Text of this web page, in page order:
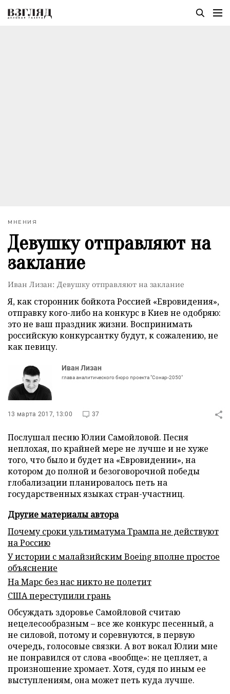
МНЕНИЯ
Девушку отправляют на
заклание
Иван Лизан: Девушку отправляют на заклание
Я, как сторонник бойкота Россией «Евровидения»,
отправку кого-либо на конкурс в Киев не одобряю:
это не ваш праздник жизни. Воспринимать
российскую конкурсантку будут, к сожалению, не
как певицу.
Иван Лизан
глава аналитического бюро проекта "Сонар-2050"
13 марта 2017, 13:00 37
Послушал песню Юлии Самойловой. Песня
неплохая, по крайней мере не лучше и не хуже
того, что было и будет на «Евровидении», на
котором до полной и безоговорочной победы
глобализации планировалось петь на
государственных языках стран-участниц.
Другие материалы автора
Почему сроки ультиматума Трампа не действуют
на Россию
У истории с малайзийским Boeing вполне простое
объяснение
На Марс без нас никто не полетит
США переступили грань
Обсуждать здоровье Самойловой считаю
нецелесообразным – все же конкурс песенный, а
не силовой, потому и соревнуются, в первую
очередь, голосовые связки. А вот вокал Юлии мне
не понравился от слова «вообще»: не цепляет, а
произношение хромает. Хотя, судя по иным ее
выступлениям, она может петь куда лучше.